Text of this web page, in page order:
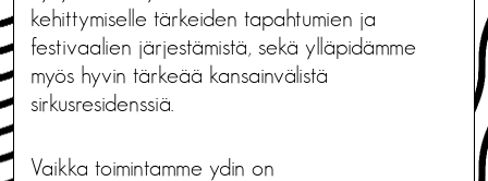
kehittymiselle tärkeiden tapahtumien ja
festivaalien järjestämistä, sekä ylläpidämme
myös hyvin tärkeää kansainvälistä
sirkusresidenssiä.
Vaikka toimintamme ydin on